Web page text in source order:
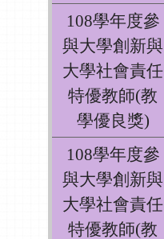
108學年度參
與大學創新與
大學社會責任
特優教師(教
學優良獎)
108學年度參
與大學創新與
大學社會責任
特優教師(教